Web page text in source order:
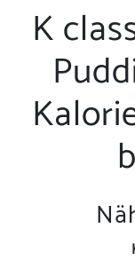
K